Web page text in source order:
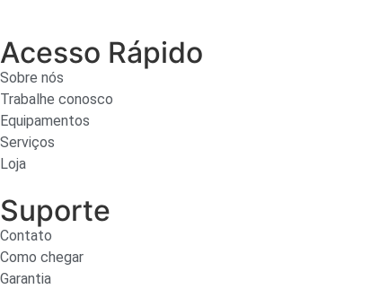
Acesso Rápido
Sobre nós
Trabalhe conosco
Equipamentos
Serviços
Loja
Suporte
Contato
Como chegar
Garantia